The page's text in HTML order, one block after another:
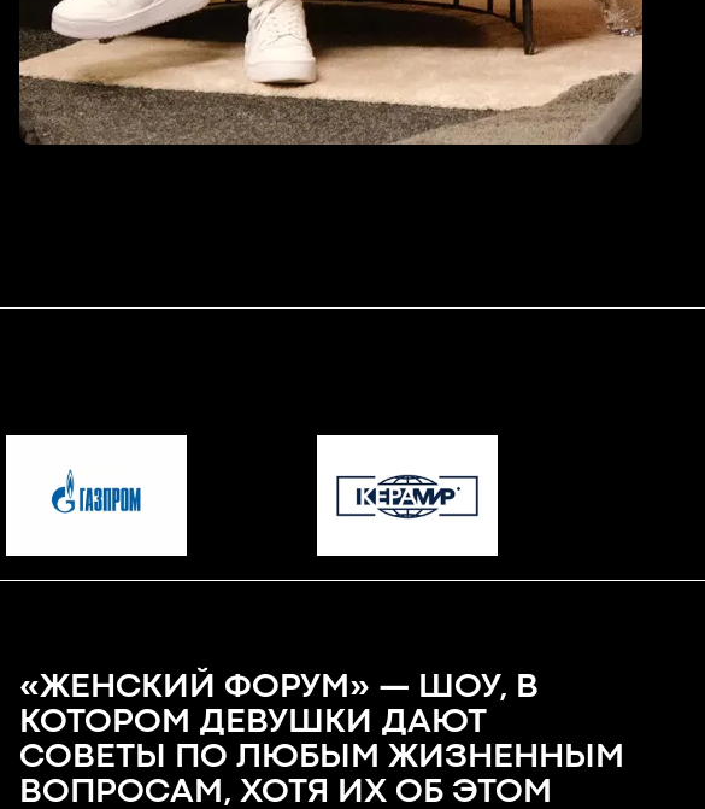
«ЖЕНСКИЙ ФОРУМ» — ШОУ, В
КОТОРОМ ДЕВУШКИ ДАЮТ
СОВЕТЫ ПО ЛЮБЫМ ЖИЗНЕННЫМ
ВОПРОСАМ, ХОТЯ ИХ ОБ ЭТОМ